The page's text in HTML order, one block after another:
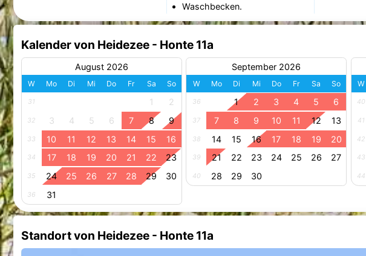
Waschbecken.
Kalender von Heidezee - Honte 11a
August 2026
W Mo Di Mi Do Fr Sa So
31 1 2
32 3 4 5 6 7 8 9
33 10 11 12 13 14 15 16
34 17 18 19 20 21 22 23
35 24 25 26 27 28 29 30
36 31
September 2026
W Mo Di Mi Do Fr Sa So
36 1 2 3 4 5 6
37 7 8 9 10 11 12 13
38 14 15 16 17 18 19 20
39 21 22 23 24 25 26 27
40 28 29 30
W
40
41
42
43
44
Standort von Heidezee - Honte 11a